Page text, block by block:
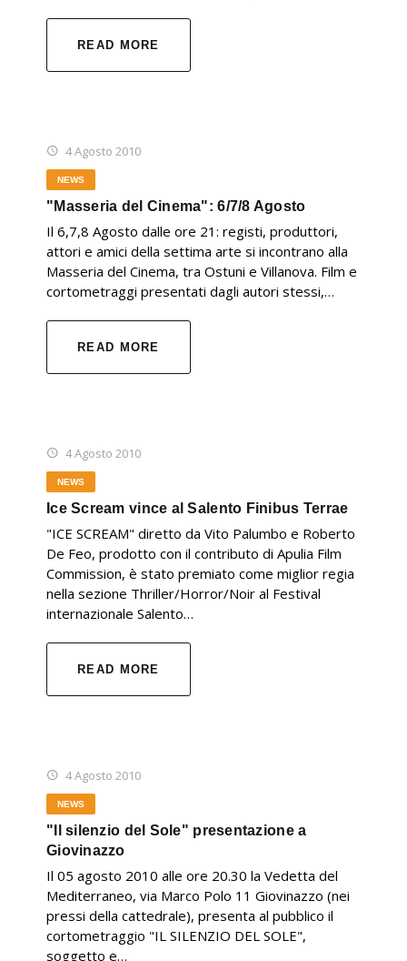
READ MORE
4 Agosto 2010
NEWS
"Masseria del Cinema": 6/7/8 Agosto
Il 6,7,8 Agosto dalle ore 21: registi, produttori,
attori e amici della settima arte si incontrano alla
Masseria del Cinema, tra Ostuni e Villanova. Film e
cortometraggi presentati dagli autori stessi,…
READ MORE
4 Agosto 2010
NEWS
Ice Scream vince al Salento Finibus Terrae
"ICE SCREAM" diretto da Vito Palumbo e Roberto
De Feo, prodotto con il contributo di Apulia Film
Commission, è stato premiato come miglior regia
nella sezione Thriller/Horror/Noir al Festival
internazionale Salento…
READ MORE
4 Agosto 2010
NEWS
"Il silenzio del Sole" presentazione a
Giovinazzo
Il 05 agosto 2010 alle ore 20.30 la Vedetta del
Mediterraneo, via Marco Polo 11 Giovinazzo (nei
pressi della cattedrale), presenta al pubblico il
cortometraggio "IL SILENZIO DEL SOLE",
soggetto e…